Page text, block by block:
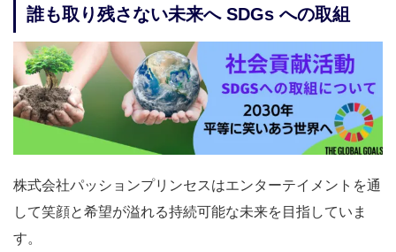
誰も取り残さない未来へ SDGs への取組
株式会社パッションプリンセスはエンターテイメントを通
して笑顔と希望が溢れる持続可能な未来を目指していま
す。